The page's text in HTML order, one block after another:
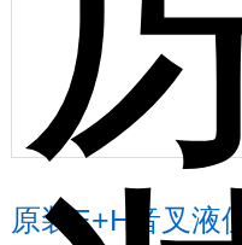
原装E+H音叉液